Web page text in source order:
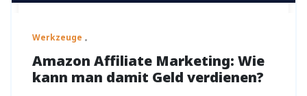
Werkzeuge
Amazon Affiliate Marketing: Wie
kann man damit Geld verdienen?